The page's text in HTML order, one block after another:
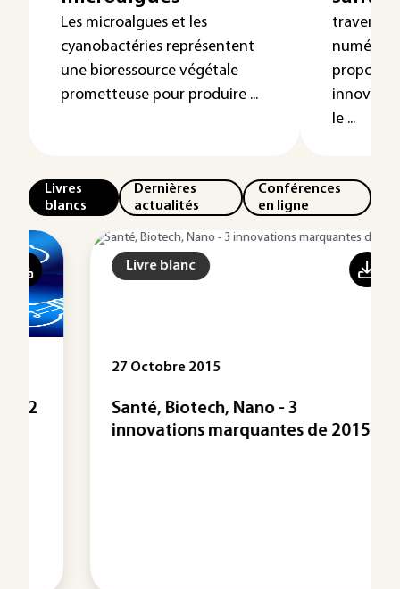
Les microalgues et les
cyanobactéries représentent
une bioressource végétale
prometteuse pour produire ...
travers
le ...
Livres
blancs
Dernières
actualités
Conférences
en ligne
Livre blanc
27 Octobre 2015
Santé, Biotech, Nano - 3
innovations marquantes de 2015